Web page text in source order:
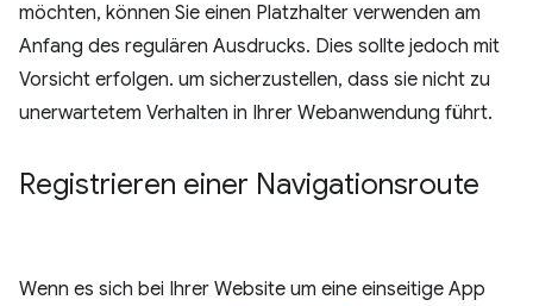
möchten, können Sie einen Platzhalter verwenden am
Anfang des regulären Ausdrucks. Dies sollte jedoch mit
Vorsicht erfolgen. um sicherzustellen, dass sie nicht zu
unerwartetem Verhalten in Ihrer Webanwendung führt.
Registrieren einer Navigationsroute
Wenn es sich bei Ihrer Website um eine einseitige App